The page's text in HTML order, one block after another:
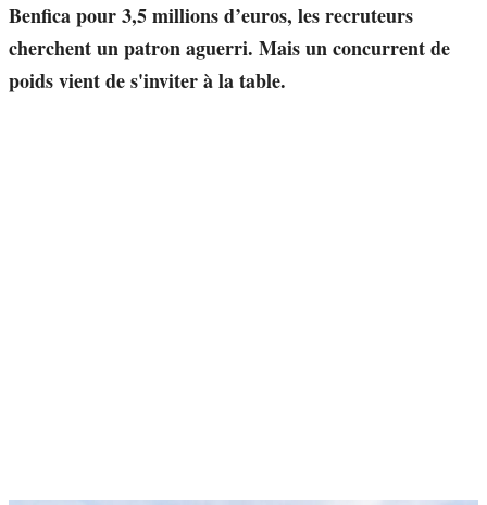
Benfica pour 3,5 millions d’euros, les recruteurs
cherchent un patron aguerri. Mais un concurrent de
poids vient de s'inviter à la table.